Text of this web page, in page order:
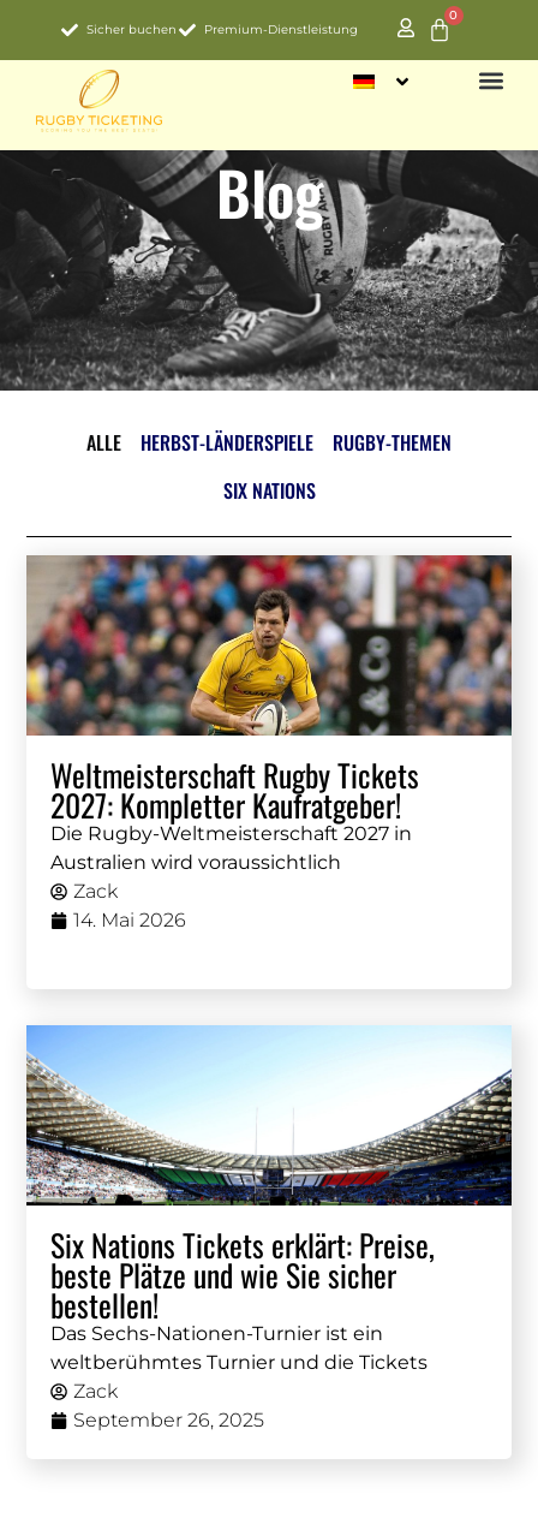
Sicher buchen Premium-Dienstleistung
0
Blog
HERBST-LÄNDERSPIELE
RUGBY-THEMEN
SIX NATIONS
ALLE
Weltmeisterschaft Rugby Tickets
2027: Kompletter Kaufratgeber!
Die Rugby-Weltmeisterschaft 2027 in
Australien wird voraussichtlich
Zack
14. Mai 2026
Six Nations Tickets erklärt: Preise,
beste Plätze und wie Sie sicher
bestellen!
Das Sechs-Nationen-Turnier ist ein
weltberühmtes Turnier und die Tickets
Zack
September 26, 2025